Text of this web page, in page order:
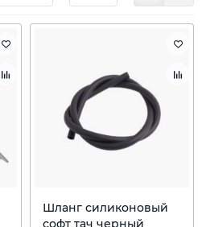
Шланг силиконовый
софт тач черный